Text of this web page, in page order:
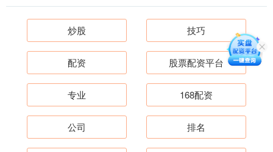
炒股 技巧
配资 股票配资平台
专业 168配资
公司 排名